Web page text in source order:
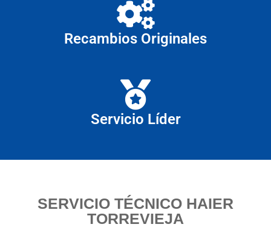
Recambios Originales
Servicio Líder
SERVICIO TÉCNICO HAIER
TORREVIEJA